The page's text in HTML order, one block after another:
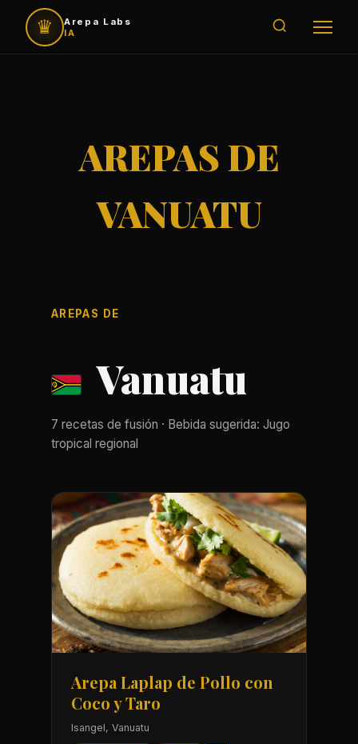
♛
Arepa Labs
IA
AREPAS DE
VANUATU
AREPAS DE
Vanuatu
7 recetas de fusión · Bebida sugerida: Jugo
tropical regional
Arepa Laplap de Pollo con
Coco y Taro
Isangel, Vanuatu